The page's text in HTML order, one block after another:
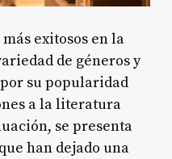
exitosos en la
de géneros y
su popularidad
a la literatura
se presenta
han dejado una